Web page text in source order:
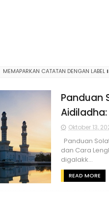
MEMAPARKAN CATATAN DENGAN LABEL
Panduan
Oktober 13,
Panduan
dan Cara
digalakk...
READ MORE